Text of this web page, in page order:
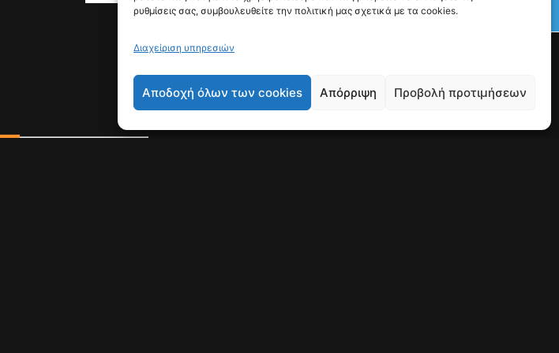
ρυθμίσεις σας, συμβουλευθείτε την πολιτική μας σχετικά με τα cookies.
Διαχείριση υπηρεσιών
Αποδοχή όλων των cookies Απόρριψη Προβολή προτιμήσεων
Γιατί Υπάρχουμε